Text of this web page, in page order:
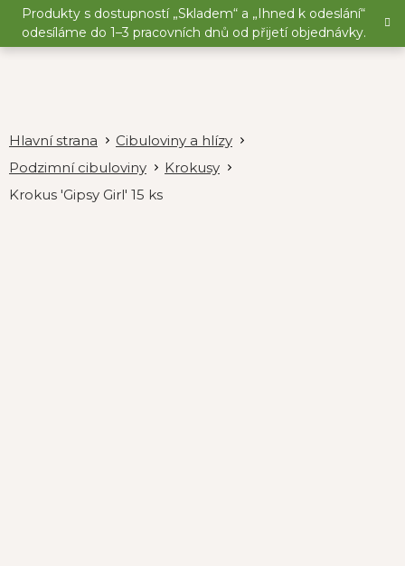
Přejít
obsah
Produkty s dostupností „Skladem“ a „Ihned k odeslání“
odesíláme do 1–3 pracovních dnů od přijetí objednávky.
Cibuloviny a hlízy
Podzimní cibuloviny
Krokusy
Krokus 'Gipsy Girl' 15 ks